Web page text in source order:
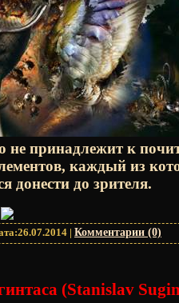
принадлежит к
каждый из
донести до зрителя.
26.07.2014 | Комментарии (0)
(Stanislav